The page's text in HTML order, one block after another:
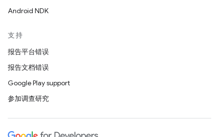
Android NDK
支持
报告平台错误
报告文档错误
Google Play support
参加调查研究